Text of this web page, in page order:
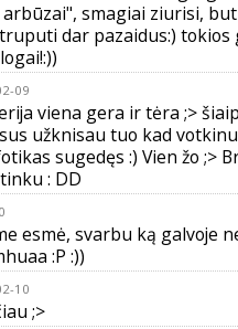
smagiai ziurisi,
dar pazaidus:) tokios
09
viena gera ir tėra ;>
užknisau tuo kad
sugedęs :) Vien žo ;>
: DD
esmė, svarbu ką galvoje
:P :))
10
;>